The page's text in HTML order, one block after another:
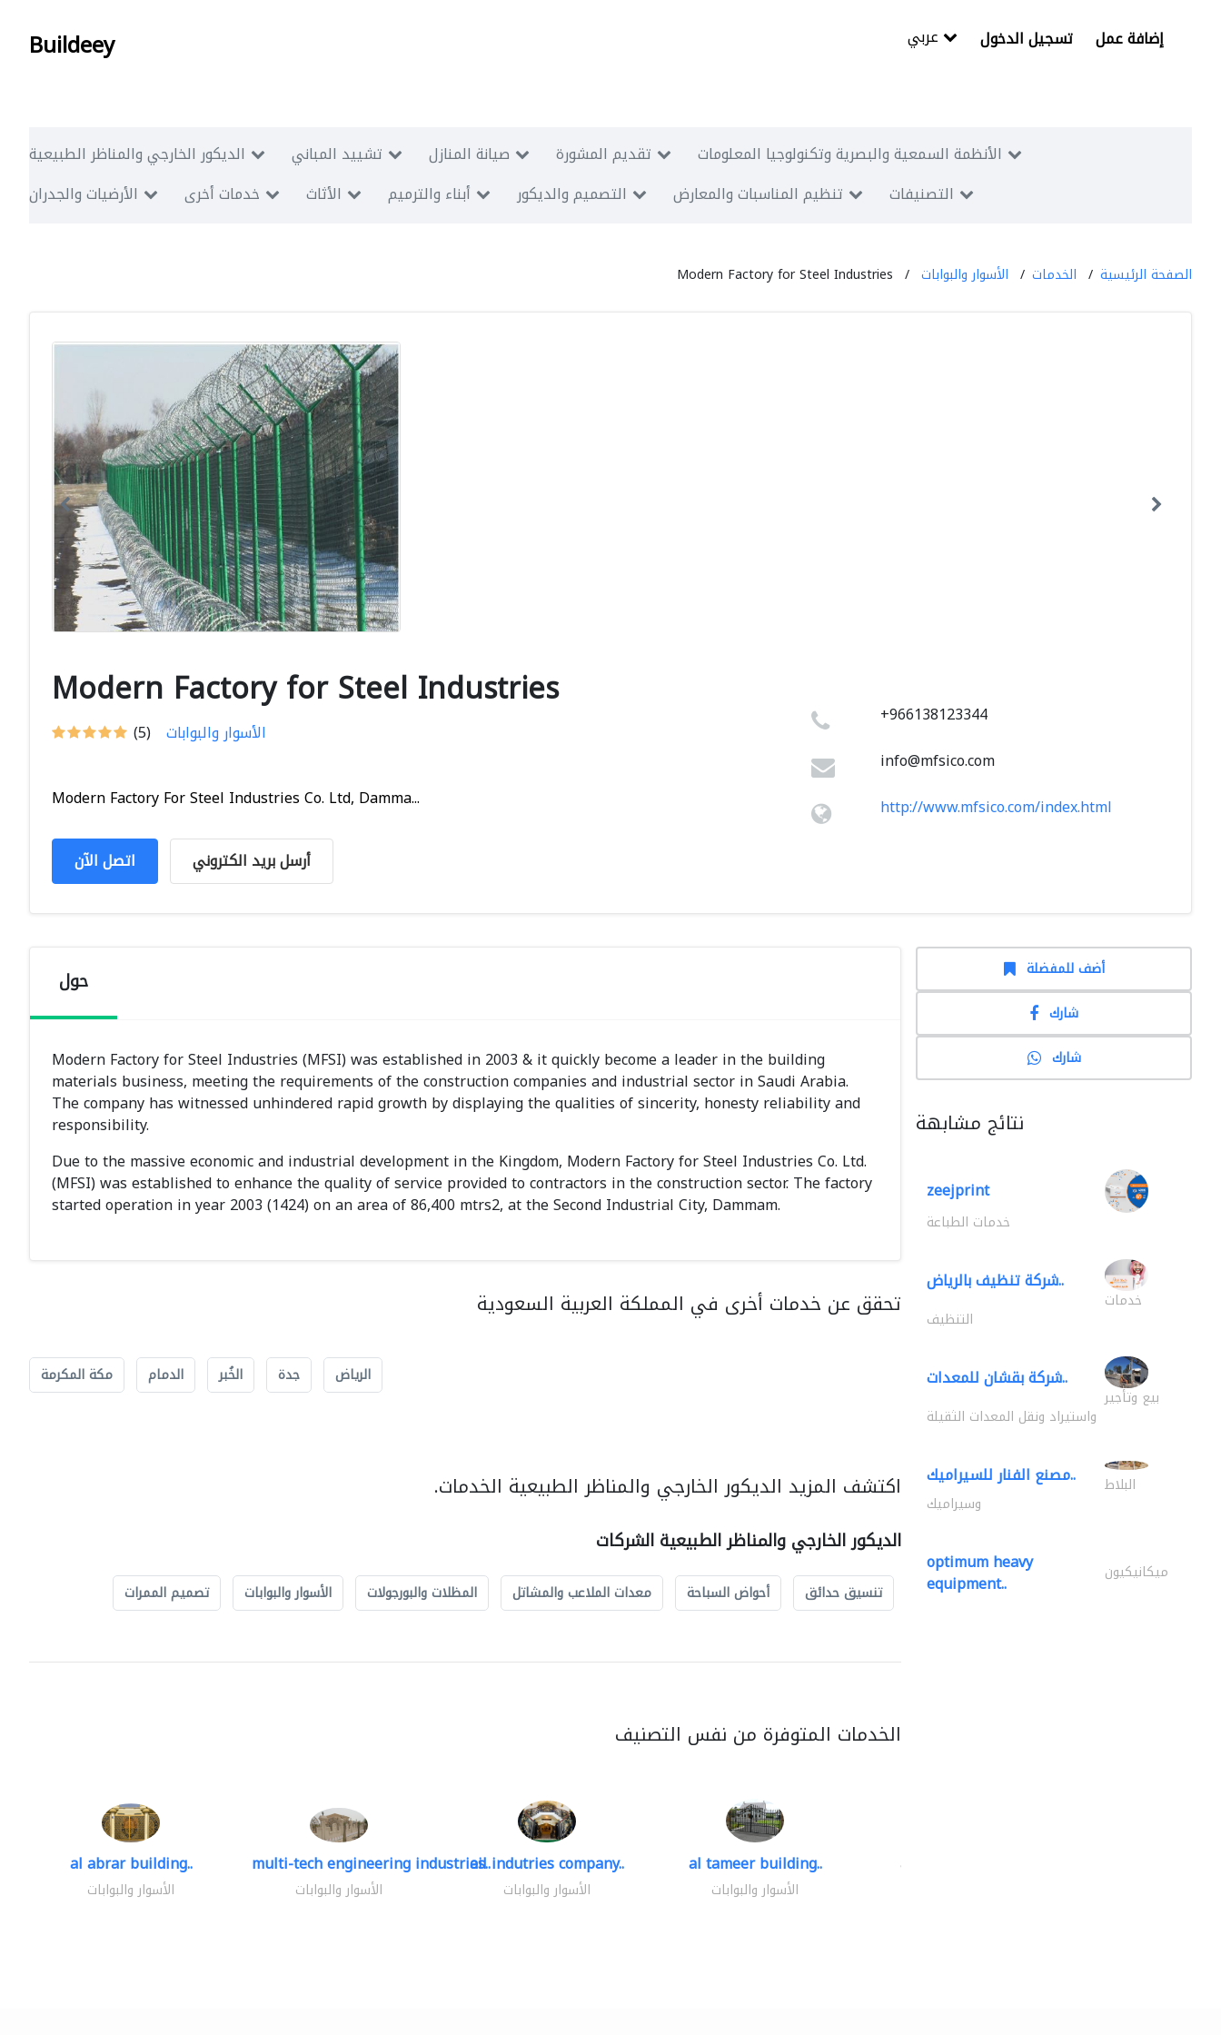
Buildeey تسجيل الدخول إضافة عمل
الديكور الخارجي والمناظر الطبيعية تشييد المباني صيانة المنازل تقديم المشورة
الأنظمة السمعية والبصرية وتكنولوجيا المعلومات
الأرضيات والجدران
خدمات أخرى الأثاث أبناء والترميم التصميم والديكور تنظيم المناسبات والمعارض التصنيفات
الصفحة الرئيسية الخدمات الأسوار والبوابات Modern Factory for Steel Industries
Modern Factory for Steel Industries
(5) الأسوار والبوابات
Modern Factory For Steel Industries Co. Ltd, Damma...
اتصل الآن أرسل بريد الكتروني
+966138123344
info@mfsico.com
http://www.mfsico.com/index.html
حول
Modern Factory for Steel Industries (MFSI) was established in 2003 & it quickly become a leader in the building
materials business, meeting the requirements of the construction companies and industrial sector in Saudi Arabia.
The company has witnessed unhindered rapid growth by displaying the qualities of sincerity, honesty reliability and
responsibility.
Due to the massive economic and industrial development in the Kingdom, Modern Factory for Steel Industries Co. Ltd.
(MFSI) was established to enhance the quality of service provided to contractors in the construction sector. The factory
started operation in year 2003 (1424) on an area of 86,400 mtrs2, at the Second Industrial City, Dammam.
تحقق عن خدمات أخرى في المملكة العربية السعودية
الرياض جدة الخُبر الدمام مكة المكرمة
اكتشف المزيد الديكور الخارجي والمناظر الطبيعية الخدمات.
الديكور الخارجي والمناظر الطبيعية الشركات
تنسيق حدائق أحواض السباحة معدات الملاعب والمشاتل المظلات والبورجولات الأسوار والبوابات تصميم الممرات
الخدمات المتوفرة من نفس التصنيف
al abrar building..
الأسوار والبوابات
multi-tech engineering industries..
الأسوار والبوابات
ail indutries company..
الأسوار والبوابات
al tameer building..
الأسوار والبوابات
alton fencing and..
أضف للمفضلة
شارك
شارك
نتائج مشابهة
zeejprint
خدمات الطباعة
شركة تنظيف بالرياض..
خدمات
التنظيف
شركة بقشان للمعدات..
بيع وتأجير
واستيراد ونقل المعدات الثقيلة
مصنع الفنار للسيراميك.. البلاط
وسيراميك
optimum heavy
equipment.. ميكانيكيون